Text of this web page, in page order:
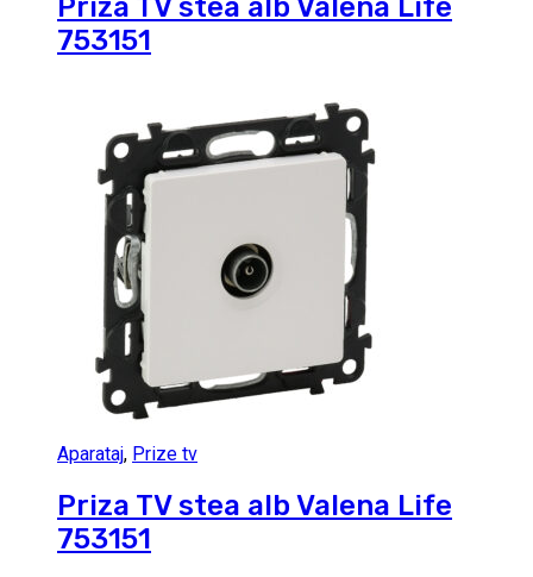
Priza TV stea alb Valena Life
753151
Aparataj, Prize tv
Priza TV stea alb Valena Life
753151